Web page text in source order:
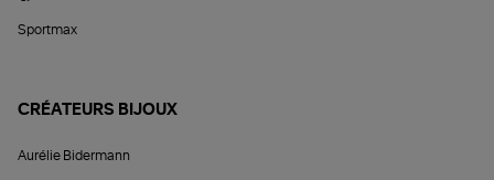
Sportmax
CRÉATEURS BIJOUX
Aurélie Bidermann